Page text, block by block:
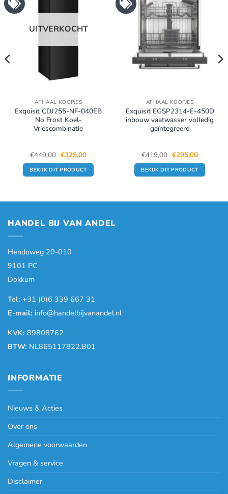
UITVERKOCHT
AFHAAL KOOPJES
Exquisit CDJ255-NF-040EB
No Frost Koel-
Vriescombinatie
€449,00 Oorspronkelijke
prijs
was:
€449,00.
€325,00Huidige
prijs
is:
€325,00.
BEKIJK DIT PRODUCT
AFHAAL KOOPJES
Exquisit EGSP2314-E-450D
inbouw vaatwasser volledig
geïntegreerd
€419,00 Oorspronkelijke
prijs
was:
€419,00.
€295,00Huidige
prijs
is:
€295,00.
BEKIJK DIT PRODUCT
HANDEL BIJ VAN ANDEL
Hendoweg 20-010
9101 PC
Dokkum
Tel: +31 (0)6 339 667 31
E-mail: info@handelbijvanandel.nl
KVK: 89808762
BTW: NL865117822.B01
INFORMATIE
Nieuws & Acties
Over ons
Algemene voorwaarden
Vragen & service
Disclaimer